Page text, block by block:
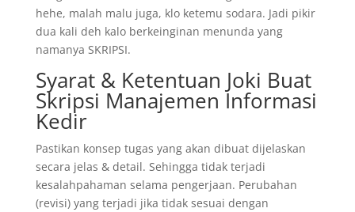
hehe, malah malu juga, klo ketemu sodara. Jadi pikir
dua kali deh kalo berkeinginan menunda yang
namanya SKRIPSI.
Syarat & Ketentuan Joki Buat
Skripsi Manajemen Informasi
Kedir
Pastikan konsep tugas yang akan dibuat dijelaskan
secara jelas & detail. Sehingga tidak terjadi
kesalahpahaman selama pengerjaan. Perubahan
(revisi) yang terjadi jika tidak sesuai dengan